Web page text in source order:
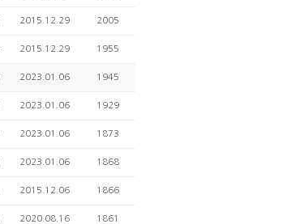
2015.12.29 2005
2015.12.29 1955
2023.01.06 1945
2023.01.06 1929
2023.01.06 1873
2023.01.06 1868
2015.12.06 1866
2020.08.16 1861